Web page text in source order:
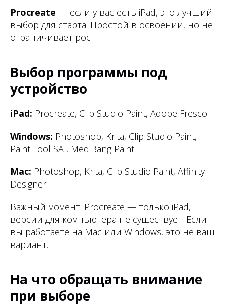
Procreate — если у вас есть iPad, это лучший
выбор для старта. Простой в освоении, но не
ограничивает рост.
Выбор программы под
устройство
iPad: Procreate, Clip Studio Paint, Adobe Fresco
Windows: Photoshop, Krita, Clip Studio Paint,
Paint Tool SAI, MediBang Paint
Mac: Photoshop, Krita, Clip Studio Paint, Affinity
Designer
Важный момент: Procreate — только iPad,
версии для компьютера не существует. Если
вы работаете на Mac или Windows, это не ваш
вариант.
На что обращать внимание
при выборе